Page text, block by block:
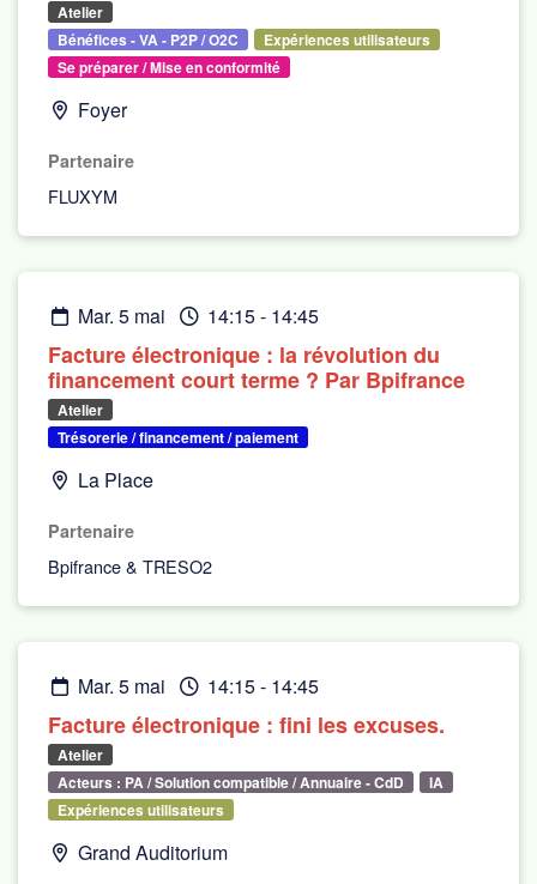
Atelier
Bénéfices - VA - P2P / O2C
Expériences utilisateurs
Se préparer / Mise en conformité
Foyer
Partenaire
FLUXYM
mar. 5 mai 14:15- 14:45
Facture électronique : la révolution du
financement court terme ? Par Bpifrance
Atelier
Trésorerie / financement / paiement
La Place
Partenaire
Bpifrance & TRESO2
mar. 5 mai 14:15- 14:45
Facture électronique : fini les excuses.
Atelier
Acteurs : PA / Solution compatible / Annuaire - CdD
IA
Expériences utilisateurs
Grand Auditorium